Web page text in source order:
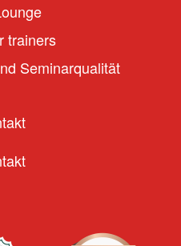
trainers
Seminarqualität